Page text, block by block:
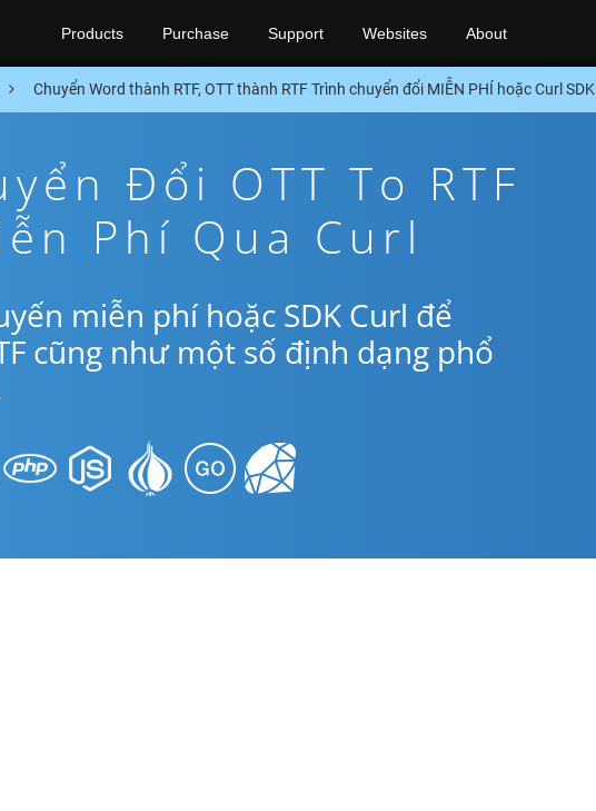
Products Purchase Support Websites About
Chuyển Word thành RTF, OTT thành RTF Trình chuyển đổi MIỄN PHÍ hoặc Curl SDK
Đổi OTT To RTF
Phí Qua Curl
miễn phí hoặc SDK Curl để
cũng như một số định dạng phổ